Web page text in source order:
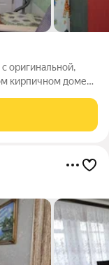
оригинальной,
кирпичном доме
на ремонт,